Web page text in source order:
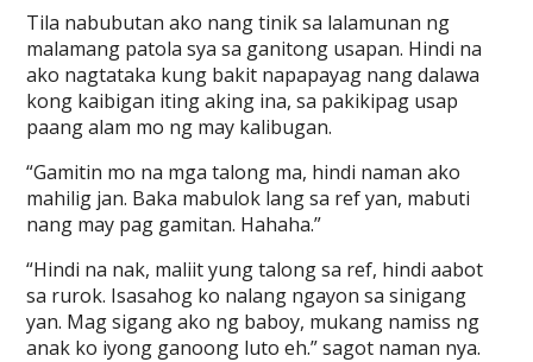
Tila nabubutan ako nang tinik sa lalamunan ng
malamang patola sya sa ganitong usapan. Hindi na
ako nagtataka kung bakit napapayag nang dalawa
kong kaibigan iting aking ina, sa pakikipag usap
paang alam mo ng may kalibugan.
“Gamitin mo na mga talong ma, hindi naman ako
mahilig jan. Baka mabulok lang sa ref yan, mabuti
nang may pag gamitan. Hahaha.”
“Hindi na nak, maliit yung talong sa ref, hindi aabot
sa rurok. Isasahog ko nalang ngayon sa sinigang
yan. Mag sigang ako ng baboy, mukang namiss ng
anak ko iyong ganoong luto eh.” sagot naman nya.